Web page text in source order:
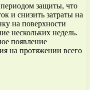
защиты, что
и снизить затраты на
на поверхности
нескольких недель.
появление
на протяжении всего